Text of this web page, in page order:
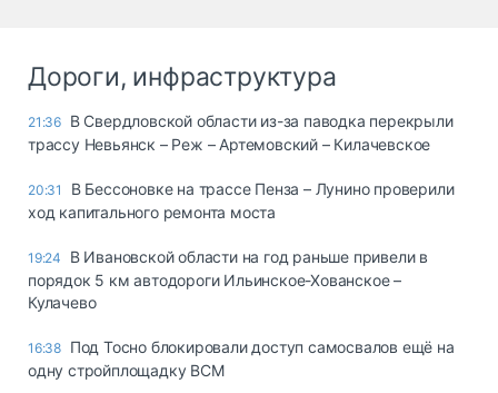
Дороги, инфраструктура
21:36 В Свердловской области из-за паводка перекрыли
трассу Невьянск – Реж – Артемовский – Килачевское
20:31
В Бессоновке на трассе Пенза – Лунино проверили
ход капитального ремонта моста
19:24
В Ивановской области на год раньше привели в
порядок 5 км автодороги Ильинское-Хованское –
Кулачево
16:38 Под Тосно блокировали доступ самосвалов ещё на
одну стройплощадку ВСМ